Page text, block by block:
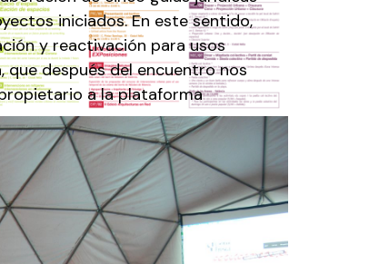
iniciados. En este sentido,
y reactivación para usos
, que después del encuentro nos
a la plataforma